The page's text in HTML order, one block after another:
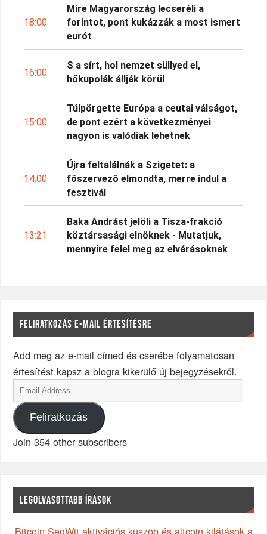
18:00
Mire Magyarország lecseréli a
forintot, pont kukázzák a most ismert
eurót
16:00
S a sírt, hol nemzet süllyed el,
hőkupolák állják körül
15:00
Túlpörgette Európa a ceutai válságot,
de pont ezért a következményei
nagyon is valódiak lehetnek
14:00
Újra feltalálnák a Szigetet: a
főszervező elmondta, merre indul a
fesztivál
13:21
Baka Andrást jelöli a Tisza-frakció
köztársasági elnöknek - Mutatjuk,
mennyire felel meg az elvárásoknak
FELIRATKOZÁS E-MAIL ÉRTESÍTÉSRE
Add meg az e-mail címed és cserébe folyamatosan
értesítést kapsz a blogra kikerülő új bejegyzésekről.
Feliratkozás
Join 354 other subscribers
LEGOLVASOTTABB ÍRÁSOK
Bitcoin:SegWit aktivációs küszöb és altcoin kilátások a